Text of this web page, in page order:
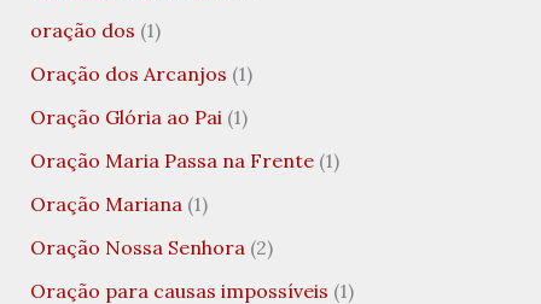
oração dos (1)
Oração dos Arcanjos (1)
Oração Glória ao Pai (1)
Oração Maria Passa na Frente(1)
Oração Mariana (1)
Oração Nossa Senhora (2)
Oração para causas impossíveis (1)